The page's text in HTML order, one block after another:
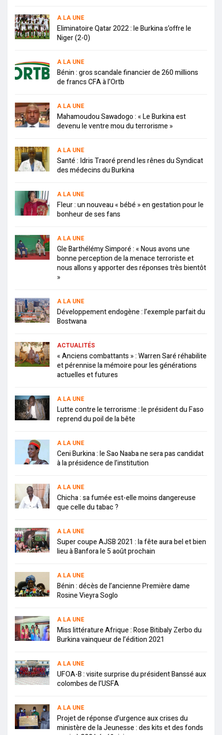
A LA UNE
Eliminatoire Qatar 2022 : le Burkina s’offre le
Niger (2-0)
A LA UNE
Bénin : gros scandale financier de 260 millions
de francs CFA à l’Ortb
A LA UNE
Mahamoudou Sawadogo : « Le Burkina est
devenu le ventre mou du terrorisme »
A LA UNE
Santé : Idris Traoré prend les rênes du Syndicat
des médecins du Burkina
A LA UNE
Fleur : un nouveau « bébé » en gestation pour le
bonheur de ses fans
A LA UNE
Gle Barthélémy Simporé : « Nous avons une
bonne perception de la menace terroriste et
nous allons y apporter des réponses très bientôt
»
A LA UNE
Développement endogène : l’exemple parfait du
Bostwana
ACTUALITÉS
« Anciens combattants » : Warren Saré réhabilite
et pérennise la mémoire pour les générations
actuelles et futures
A LA UNE
Lutte contre le terrorisme : le président du Faso
reprend du poil de la bête
A LA UNE
Ceni Burkina : le Sao Naaba ne sera pas candidat
à la présidence de l’institution
A LA UNE
Chicha : sa fumée est-elle moins dangereuse
que celle du tabac ?
A LA UNE
Super coupe AJSB 2021 : la fête aura bel et bien
lieu à Banfora le 5 août prochain
A LA UNE
Bénin : décès de l’ancienne Première dame
Rosine Vieyra Soglo
A LA UNE
Miss littérature Afrique : Rose Bitibaly Zerbo du
Burkina vainqueur de l’édition 2021
A LA UNE
UFOA-B : visite surprise du président Banssé aux
colombes de l’USFA
A LA UNE
Projet de réponse d’urgence aux crises du
ministère de la Jeunesse : des kits et des fonds